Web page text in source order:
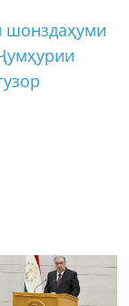
шонздаҳуми